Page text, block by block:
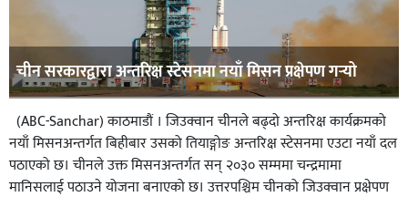
चीन सरकारद्वारा अन्तरिक्ष स्टेसनमा नयाँ मिसन प्रक्षेपण गर्‍यो
(ABC-Sanchar) काठमाडौं । जिउक्वान चीनले बढ्दो अन्तरिक्ष कार्यक्रमको
नयाँ मिसनअन्तर्गत बिहीबार उसको तियाङ्गोङ अन्तरिक्ष स्टेसनमा एउटा नयाँ दल
पठाएको छ। चीनले उक्त मिसनअन्तर्गत सन् २०३० सम्ममा चन्द्रमामा
मानिसलाई पठाउने योजना बनाएको छ। उत्तरपश्चिम चीनको जिउक्वान प्रक्षेपण